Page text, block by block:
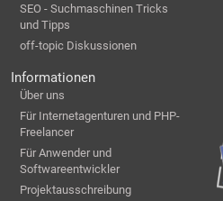
SEO - Suchmaschinen Tricks
und Tipps
off-topic Diskussionen
Informationen
Über uns
Für Internetagenturen und PHP-
Freelancer
Für Anwender und
Softwareentwickler
Projektausschreibung